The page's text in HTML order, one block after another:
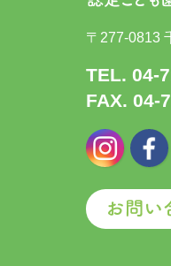
〒277-0813
TEL. 04-
FAX. 04-